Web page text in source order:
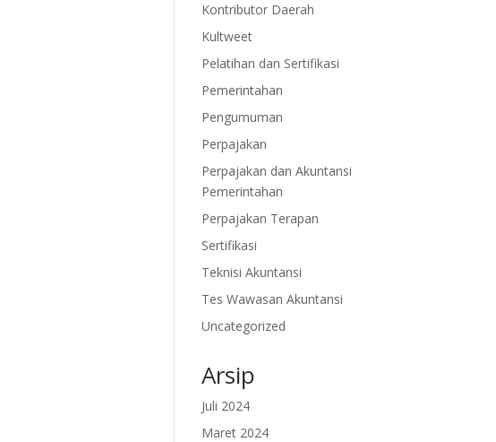
Kontributor Daerah
Kultweet
Pelatihan dan Sertifikasi
Pemerintahan
Pengumuman
Perpajakan
Perpajakan dan Akuntansi
Pemerintahan
Perpajakan Terapan
Sertifikasi
Teknisi Akuntansi
Tes Wawasan Akuntansi
Uncategorized
Arsip
Juli 2024
Maret 2024